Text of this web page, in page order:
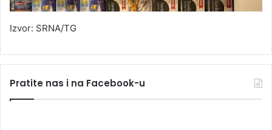
Izvor: SRNA/TG
Pratite nas i na Facebook-u